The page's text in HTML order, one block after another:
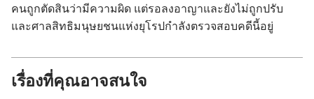
คน​ถูก​ตัดสิน​ว่า​มี​ความ​ผิด แต่​รอ​ลง​อาญา​และ​ยัง​ไม่​ถูก​ปรับ
และ​ศาล​สิทธิ​มนุษยชน​แห่ง​ยุโรป​กำลัง​ตรวจ​สอบ​คดี​นี้​อยู่
เรื่องที่คุณอาจสนใจ